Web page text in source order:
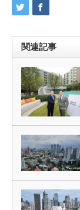
関連記事